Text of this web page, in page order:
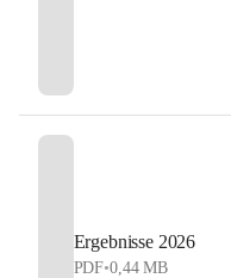
Ergebnisse 2026
PDF•0,44 MB